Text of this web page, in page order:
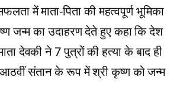
में माता-पिता की महत्वपूर्ण भूमिका
जन्म का उदाहरण देते हुए कहा कि देश
देवकी ने 7 पुत्रों की हत्या के बाद ही
संतान के रूप में श्री कृष्ण को जन्म